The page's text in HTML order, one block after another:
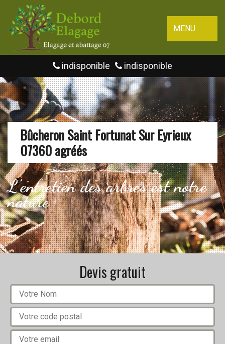
MENU
indisponible indisponible
Bûcheron Saint Fortunat Sur Eyrieux
07360 agréés
L'entretien des arbres est notre
nature
Devis gratuit